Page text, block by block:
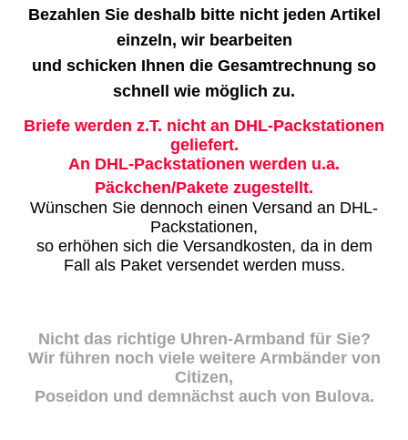
Bezahlen Sie deshalb bitte nicht jeden Artikel
einzeln, wir bearbeiten
und schicken Ihnen die Gesamtrechnung so
schnell wie möglich zu.
Briefe werden z.T. nicht an DHL-Packstationen
geliefert.
An DHL-Packstationen werden u.a.
Päckchen/Pakete zugestellt.
Wünschen Sie dennoch einen Versand an DHL-
Packstationen,
so erhöhen sich die Versandkosten, da in dem
Fall als Paket versendet werden muss.
Nicht das richtige Uhren-Armband für Sie?
Wir führen noch viele weitere Armbänder von
Citizen,
Poseidon und demnächst auch von Bulova.